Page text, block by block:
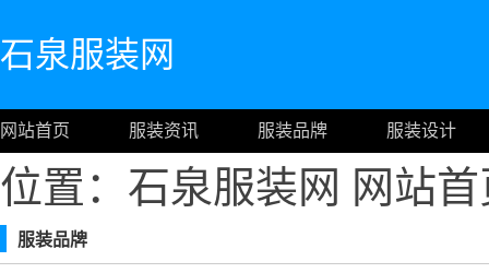
石泉服装网
网站首页 服装资讯 服装品牌 服装设计
位置：石泉服装网 网站
服装品牌